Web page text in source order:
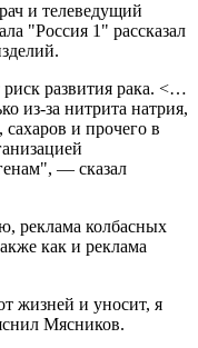
и телеведущий
"Россия 1" рассказал
развития рака. <…
из-за нитрита натрия,
и прочего в
— сказал
реклама колбасных
как и реклама
жизней и уносит, я
Мясников.